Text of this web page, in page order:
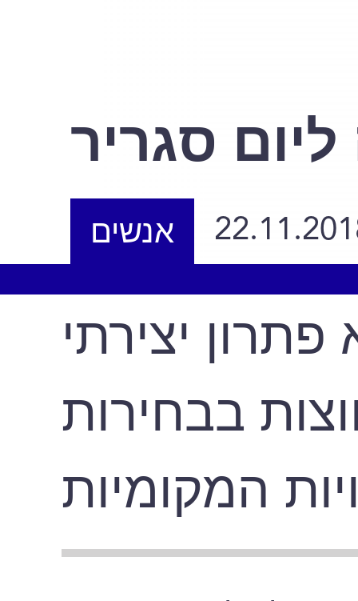
סגריר
אנשים
יצירתי
בבחירות
המקומיות